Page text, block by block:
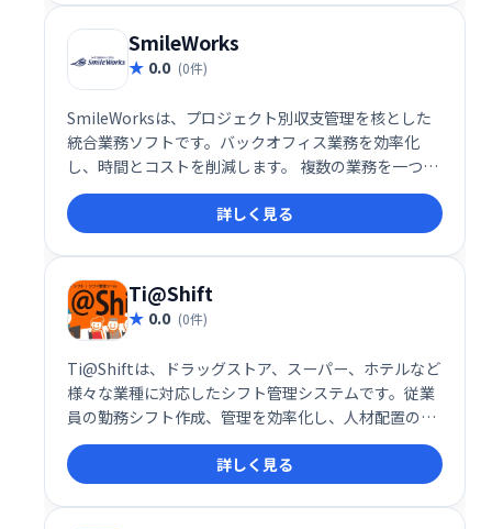
SmileWorks
0.0 (0件)
SmileWorksは、プロジェクト別収支管理を核とした
統合業務ソフトです。バックオフィス業務を効率化
し、時間とコストを削減します。 複数の業務を一つに
まとめることで、作業の重複をなくし、全体的な生産
性を向上させます。 プロジェクトの収支状況をリアル
タイムで把握し、迅速な意思決定をサポートします。
詳しく見る
Ti@Shift
0.0 (0件)
Ti@Shiftは、ドラッグストア、スーパー、ホテルなど
様々な業種に対応したシフト管理システムです。従業
員の勤務シフト作成、管理を効率化し、人材配置の最
適化を支援します。多様な業種に対応した柔軟な機能
と使いやすさで、スムーズなシフト管理を実現しま
す。
詳しく見る